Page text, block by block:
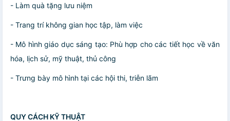
- Làm quà tặng lưu niệm
- Trang trí không gian học tập, làm việc
- Mô hình giáo dục sáng tạo: Phù hợp cho các tiết học về văn
hóa, lịch sử, mỹ thuật, thủ công
- Trưng bày mô hình tại các hội thi, triễn lãm
QUY CÁCH KỸ THUẬT